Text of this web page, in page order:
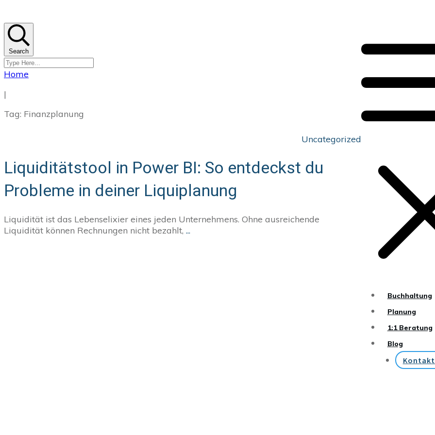
Buchhaltung
Planung
1:1 Beratung
Blog
Search
Home
|
Tag: Finanzplanung
Uncategorized
Liquiditätstool in Power BI: So entdeckst du
Probleme in deiner Liquiplanung
Liquidität ist das Lebenselixier eines jeden Unternehmens. Ohne ausreichende
Liquidität können Rechnungen nicht bezahlt, ...